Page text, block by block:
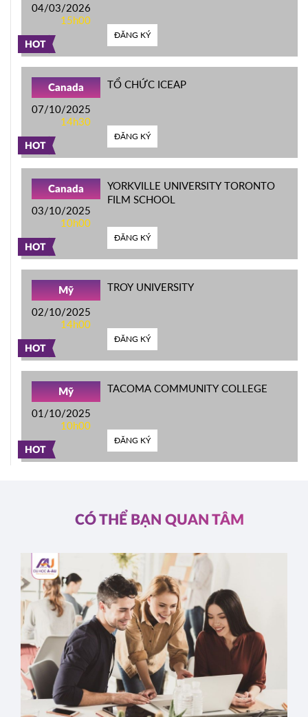
HOT
04/03/2026
15h00
ĐĂNG KÝ
HOT
Canada
07/10/2025
14h30
TỔ CHỨC ICEAP
ĐĂNG KÝ
HOT
Canada
03/10/2025
10h00
YORKVILLE UNIVERSITY TORONTO
FILM SCHOOL
ĐĂNG KÝ
HOT
Mỹ
02/10/2025
14h00
TROY UNIVERSITY
ĐĂNG KÝ
HOT
Mỹ
01/10/2025
10h00
TACOMA COMMUNITY COLLEGE
ĐĂNG KÝ
CÓ THỂ BẠN QUAN TÂM